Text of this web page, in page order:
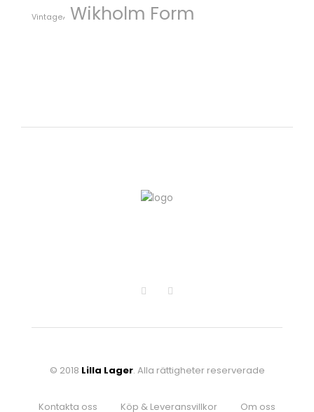
Vintage Wikholm Form
© 2018 Lilla Lager. Alla rättigheter reserverade
Kontakta oss Köp & Leveransvillkor Om oss